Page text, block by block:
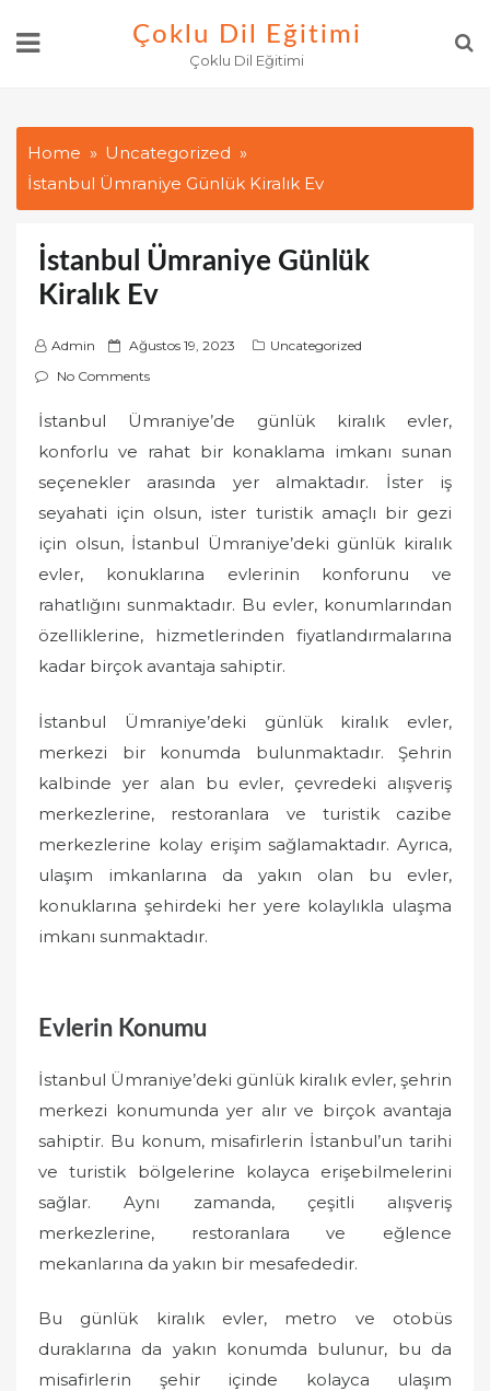
Çoklu Dil Eğitimi
Çoklu Dil Eğitimi
Home
Uncategorized
İstanbul Ümraniye Günlük Kiralık Ev
İstanbul Ümraniye Günlük
Kiralık Ev
Admin
P
o
e
d
Ağustos 19, 2023
Uncategorized
No Comments
İstanbul Ümraniye’de günlük kiralık evler,
konforlu ve rahat bir konaklama imkanı sunan
seçenekler arasında yer almaktadır. İster iş
seyahati için olsun, ister turistik amaçlı bir gezi
için olsun, İstanbul Ümraniye’deki günlük kiralık
evler, konuklarına evlerinin konforunu ve
rahatlığını sunmaktadır. Bu evler, konumlarından
özelliklerine, hizmetlerinden fiyatlandırmalarına
kadar birçok avantaja sahiptir.
İstanbul Ümraniye’deki günlük kiralık evler,
merkezi bir konumda bulunmaktadır. Şehrin
kalbinde yer alan bu evler, çevredeki alışveriş
merkezlerine, restoranlara ve turistik cazibe
merkezlerine kolay erişim sağlamaktadır. Ayrıca,
ulaşım imkanlarına da yakın olan bu evler,
konuklarına şehirdeki her yere kolaylıkla ulaşma
imkanı sunmaktadır.
Evlerin Konumu
İstanbul Ümraniye’deki günlük kiralık evler, şehrin
merkezi konumunda yer alır ve birçok avantaja
sahiptir. Bu konum, misafirlerin İstanbul’un tarihi
ve turistik bölgelerine kolayca erişebilmelerini
sağlar. Aynı zamanda, çeşitli alışveriş
merkezlerine, restoranlara ve eğlence
mekanlarına da yakın bir mesafededir.
Bu günlük kiralık evler, metro ve otobüs
duraklarına da yakın konumda bulunur, bu da
misafirlerin şehir içinde kolayca ulaşım